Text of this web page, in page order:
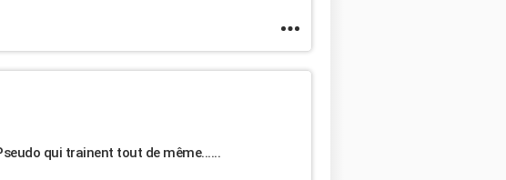
qui trainent tout de même......